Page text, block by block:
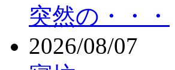
突然の・・・
2026/08/07